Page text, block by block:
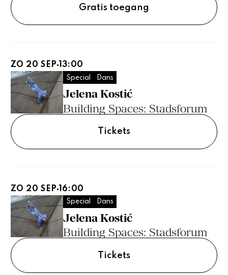
Gratis toegang
Jelena Kostić
Building Spaces: Stadsforum
Special Dans
Tickets
ZO 20 SEP 13:00
Jelena Kostić
Building Spaces: Stadsforum
Special Dans
Tickets
ZO 20 SEP 16:00